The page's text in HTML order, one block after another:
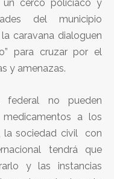
cerco policiaco y
del municipio
caravana dialoguen
para cruzar por el
y amenazas.
no pueden
a los
la sociedad civil con
tendrá que
y las instancias